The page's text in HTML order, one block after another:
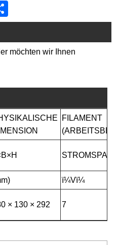
möchten wir Ihnen
FILAMENT
ï¼Vï¼
× 130 × 292 7